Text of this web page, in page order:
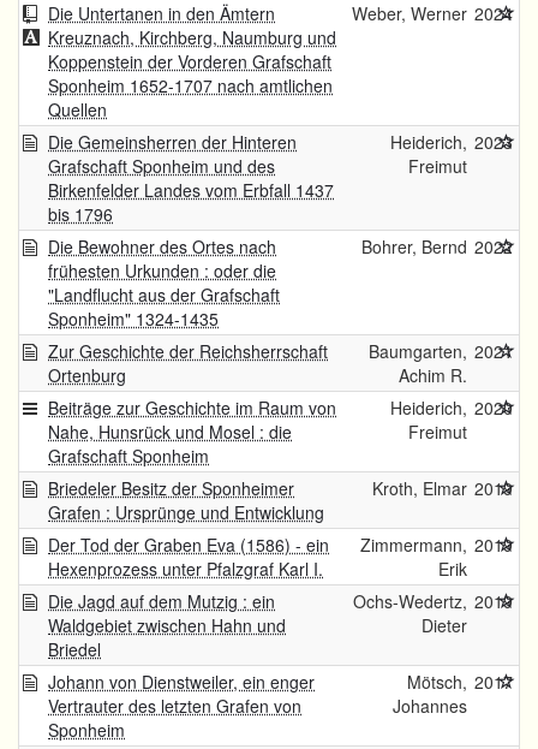
Die Untertanen in den Ämtern
Kreuznach, Kirchberg, Naumburg und
Koppenstein der Vorderen Grafschaft
Sponheim 1652-1707 nach amtlichen
Quellen
Weber, Werner 2024
Die Gemeinsherren der Hinteren
Grafschaft Sponheim und des
Birkenfelder Landes vom Erbfall 1437
bis 1796
Heiderich,
Freimut
2023
Die Bewohner des Ortes nach
frühesten Urkunden : oder die
"Landflucht aus der Grafschaft
Sponheim" 1324-1435
Bohrer, Bernd 2022
Zur Geschichte der Reichsherrschaft
Ortenburg
Baumgarten,
Achim R.
2021
Beiträge zur Geschichte im Raum von
Nahe, Hunsrück und Mosel : die
Grafschaft Sponheim
Heiderich,
Freimut
2020
Briedeler Besitz der Sponheimer
Grafen : Ursprünge und Entwicklung
Kroth, Elmar 2019
Der Tod der Graben Eva (1586) - ein
Hexenprozess unter Pfalzgraf Karl I.
Zimmermann,
Erik
2019
Die Jagd auf dem Mutzig : ein
Waldgebiet zwischen Hahn und
Briedel
Ochs-Wedertz,
Dieter
2019
Johann von Dienstweiler, ein enger
Vertrauter des letzten Grafen von
Sponheim
Mötsch,
Johannes
2017